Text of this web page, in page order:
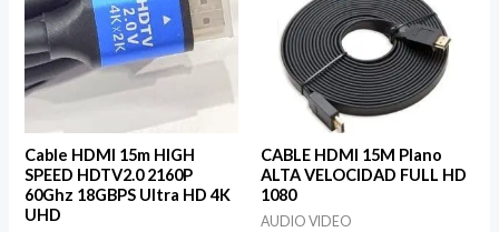
Cable HDMI 15m HIGH
SPEED HDTV2.0 2160P
60Ghz 18GBPS Ultra HD 4K
UHD
CABLE HDMI 15M Plano
ALTA VELOCIDAD FULL HD
1080
AUDIO VIDEO